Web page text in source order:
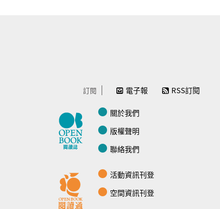
訂閱 電子報 RSS訂閱
關於我們
版權聲明
聯絡我們
活動資訊刊登
空間資訊刊登